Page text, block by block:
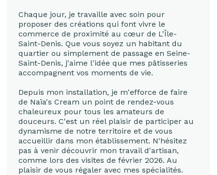
Chaque jour, je travaille avec soin pour
proposer des créations qui font vivre le
commerce de proximité au cœur de L'Île-
Saint-Denis. Que vous soyez un habitant du
quartier ou simplement de passage en Seine-
Saint-Denis, j'aime l'idée que mes pâtisseries
accompagnent vos moments de vie.
Depuis mon installation, je m'efforce de faire
de Naïa's Cream un point de rendez-vous
chaleureux pour tous les amateurs de
douceurs. C'est un réel plaisir de participer au
dynamisme de notre territoire et de vous
accueillir dans mon établissement. N'hésitez
pas à venir découvrir mon travail d'artisan,
comme lors des visites de février 2026. Au
plaisir de vous régaler avec mes spécialités.